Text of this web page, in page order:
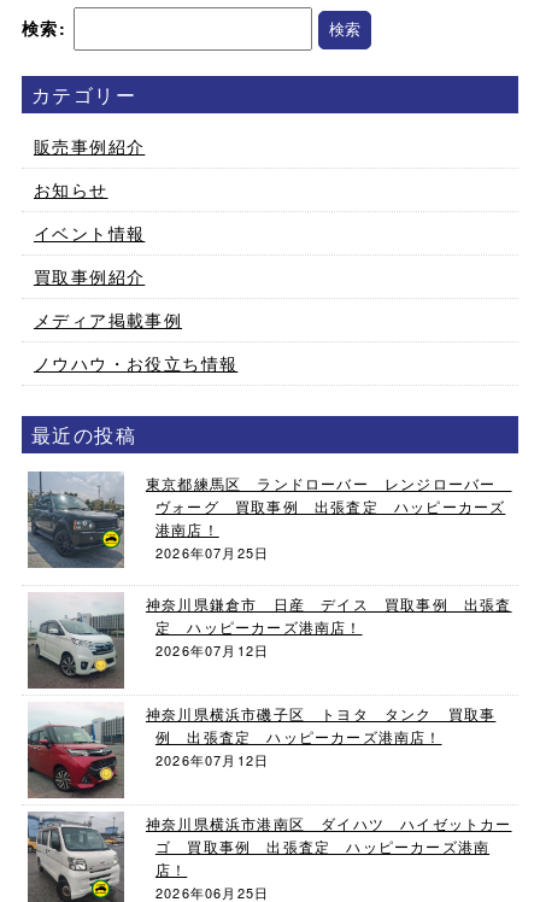
検索:
カテゴリー
販売事例紹介
お知らせ
イベント情報
買取事例紹介
メディア掲載事例
ノウハウ・お役立ち情報
最近の投稿
東京都練馬区 ランドローバー レンジローバー
ヴォーグ 買取事例 出張査定 ハッピーカーズ
港南店！
2026年07月25日
神奈川県鎌倉市 日産 デイス 買取事例 出張査
定 ハッピーカーズ港南店！
2026年07月12日
神奈川県横浜市磯子区 トヨタ タンク 買取事
例 出張査定 ハッピーカーズ港南店！
2026年07月12日
神奈川県横浜市港南区 ダイハツ ハイゼットカー
ゴ 買取事例 出張査定 ハッピーカーズ港南
店！
2026年06月25日